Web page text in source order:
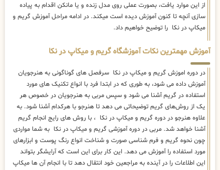
از این موارد یافت، بصورت عملی روی مدل زنده و یا مانکن اقدام به پیاده
سازی آنچه تا کنون آموزش دیده است میکند. در ادامه مراحل آموزش گریم و
میکاپ در نکا را توضیح خواهیم داد.
آموزش مهمترین نکات آموزشگاه گریم و میکاپ در نکا
در دوره اموزش گریم و میکاپ در نکا سرفصل های گوناگونی به هنرجویان
آموزش داده می شود، به طوری که در ابتدا فرد با انواع تکنیک های مورد
استفاده در گریم آشنا می شود و سپس مربی به هنرجویان در خصوص هر
یک از روش‌های گریم توضیحاتی می دهد تا هنرجو با هرکدام آشنا شود. به
علاوه هنرجو در دوره گریم و میکاپ در نکا ، با روش های رایج انجام گریم
آشنا خواهد شد. مربی در دوره آموزشی گریم و میکاپ در نکا به شما مواردی
چون نحوه گریم و فرم شناسی صورت و شناخت انواع رنگ پوست و ابزارهای
مورد استفاده را آموزش می دهد. این کار برای این است که آرایشگر بتواند
این اطلاعات را در آینده به مراجعین خود انتقال دهد تا با انجام آن ها میکاپ